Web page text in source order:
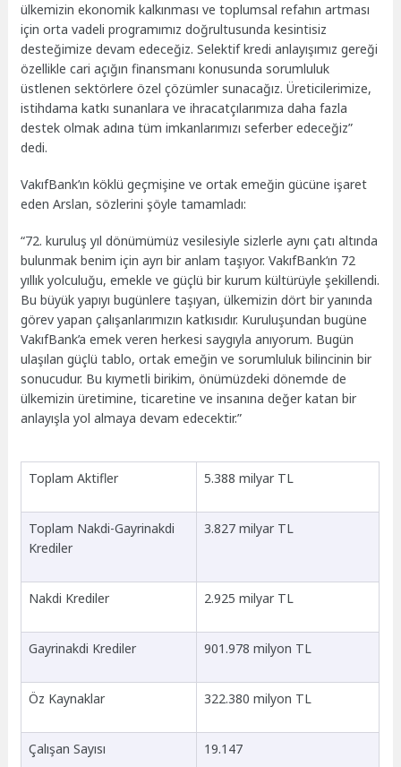
ülkemizin ekonomik kalkınması ve toplumsal refahın artması
için orta vadeli programımız doğrultusunda kesintisiz
desteğimize devam edeceğiz. Selektif kredi anlayışımız gereği
özellikle cari açığın finansmanı konusunda sorumluluk
üstlenen sektörlere özel çözümler sunacağız. Üreticilerimize,
istihdama katkı sunanlara ve ihracatçılarımıza daha fazla
destek olmak adına tüm imkanlarımızı seferber edeceğiz”
dedi.
VakıfBank’ın köklü geçmişine ve ortak emeğin gücüne işaret
eden Arslan, sözlerini şöyle tamamladı:
“72. kuruluş yıl dönümümüz vesilesiyle sizlerle aynı çatı altında
bulunmak benim için ayrı bir anlam taşıyor. VakıfBank’ın 72
yıllık yolculuğu, emekle ve güçlü bir kurum kültürüyle şekillendi.
Bu büyük yapıyı bugünlere taşıyan, ülkemizin dört bir yanında
görev yapan çalışanlarımızın katkısıdır. Kuruluşundan bugüne
VakıfBank’a emek veren herkesi saygıyla anıyorum. Bugün
ulaşılan güçlü tablo, ortak emeğin ve sorumluluk bilincinin bir
sonucudur. Bu kıymetli birikim, önümüzdeki dönemde de
ülkemizin üretimine, ticaretine ve insanına değer katan bir
anlayışla yol almaya devam edecektir.”
Toplam Aktifler 5.388 milyar TL
Toplam Nakdi-Gayrinakdi
Krediler
3.827 milyar TL
Nakdi Krediler 2.925 milyar TL
Gayrinakdi Krediler 901.978 milyon TL
Öz Kaynaklar 322.380 milyon TL
Çalışan Sayısı 19.147